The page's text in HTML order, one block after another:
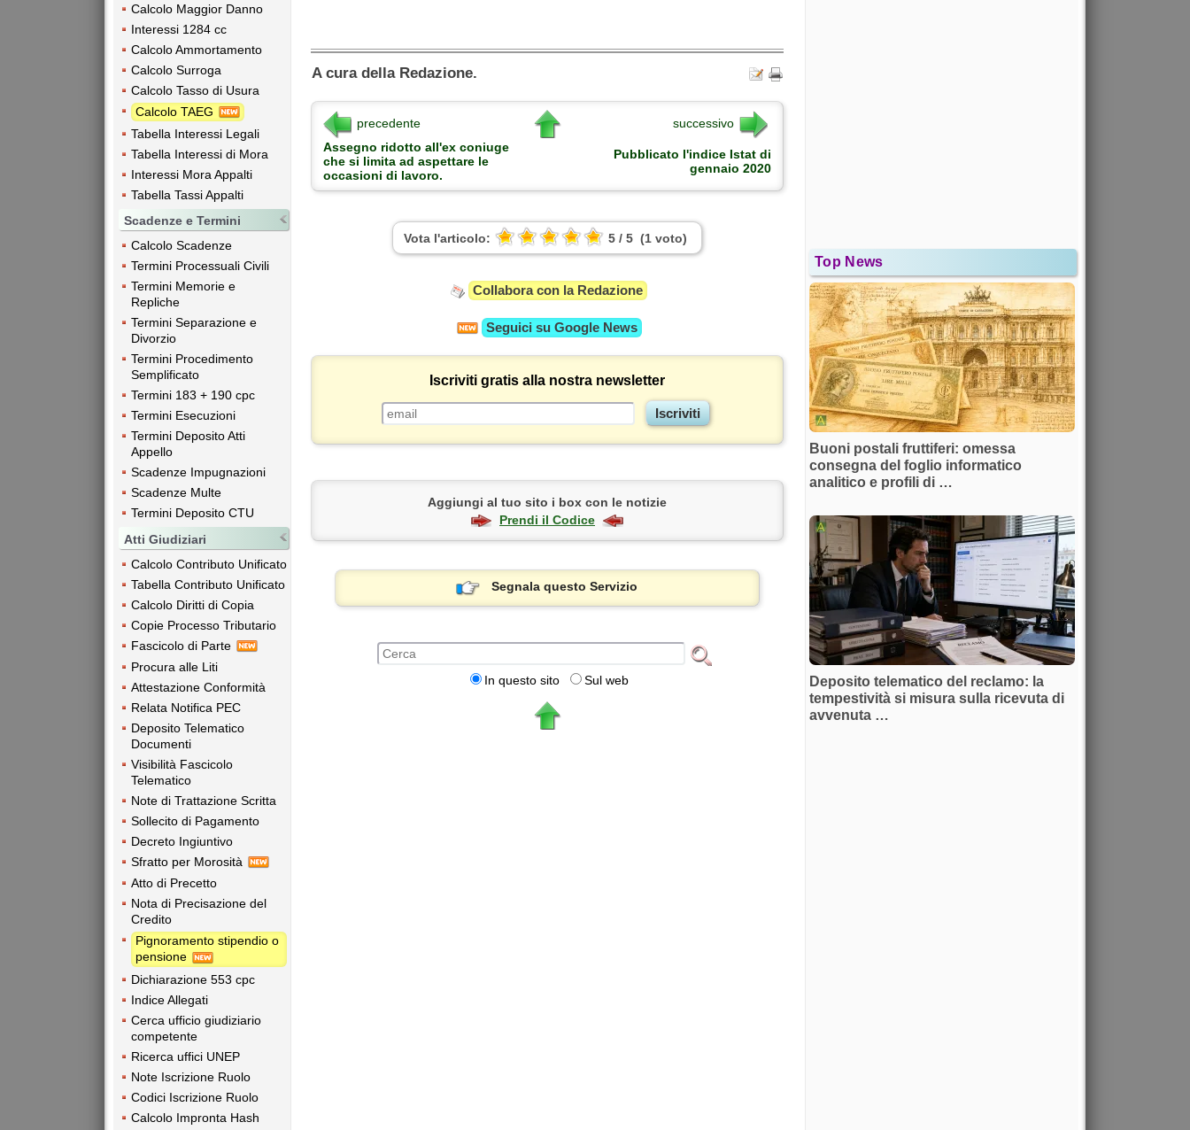
Calcolo Maggior Danno
Interessi 1284 cc
Calcolo Ammortamento
Calcolo Surroga
Calcolo Tasso di Usura
Calcolo TAEG
Tabella Interessi Legali
Tabella Interessi di Mora
Interessi Mora Appalti
Tabella Tassi Appalti
Scadenze e Termini
Calcolo Scadenze
Termini Processuali Civili
Termini Memorie e
Repliche
Termini Separazione e
Divorzio
Termini Procedimento
Semplificato
Termini 183 + 190 cpc
Termini Esecuzioni
Termini Deposito Atti
Appello
Scadenze Impugnazioni
Scadenze Multe
Termini Deposito CTU
Atti Giudiziari
Calcolo Contributo Unificato
Tabella Contributo Unificato
Calcolo Diritti di Copia
Copie Processo Tributario
Fascicolo di Parte
Procura alle Liti
Attestazione Conformità
Relata Notifica PEC
Deposito Telematico
Documenti
Visibilità Fascicolo
Telematico
Note di Trattazione Scritta
Sollecito di Pagamento
Decreto Ingiuntivo
Sfratto per Morosità
Atto di Precetto
Nota di Precisazione del
Credito
Pignoramento stipendio o
pensione
Dichiarazione 553 cpc
Indice Allegati
Cerca ufficio giudiziario
competente
Ricerca uffici UNEP
Note Iscrizione Ruolo
Codici Iscrizione Ruolo
Calcolo Impronta Hash
A cura della Redazione.
precedente
successivo
Assegno ridotto all'ex coniuge
che si limita ad aspettare le
occasioni di lavoro.
Pubblicato l'indice Istat di
gennaio 2020
Vota l'articolo: 5 / 5 (1 voto)
Collabora con la Redazione
Seguici su Google News
Iscriviti gratis alla nostra newsletter
Aggiungi al tuo sito i box con le notizie
Prendi il Codice
Segnala questo Servizio
In questo sito Sul web
Top News
Buoni postali fruttiferi: omessa
consegna del foglio informatico
analitico e profili di …
Deposito telematico del reclamo: la
tempestività si misura sulla ricevuta di
avvenuta …